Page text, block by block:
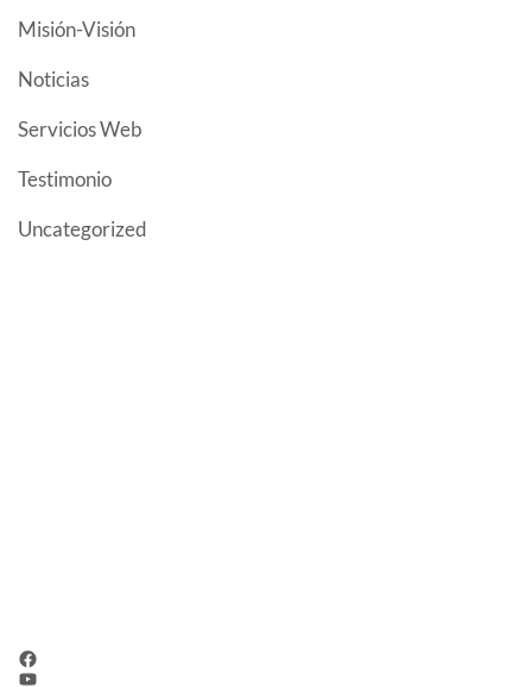
Misión-Visión
Noticias
Servicios Web
Testimonio
Uncategorized
Facebook